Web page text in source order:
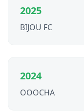
2025
BIJOU FC
2024
OOOCHA